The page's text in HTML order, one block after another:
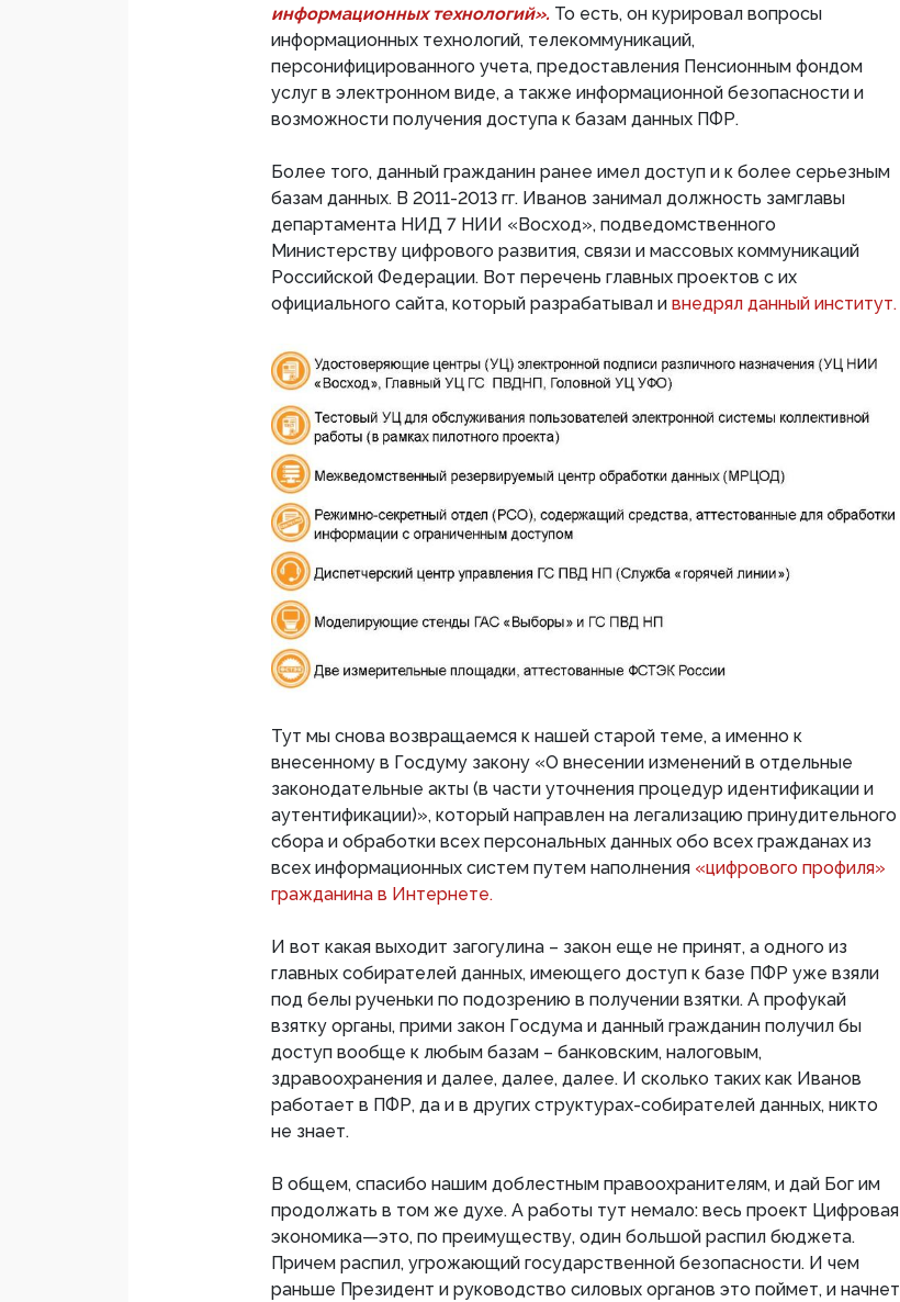
информационных технологий». То есть, он курировал вопросы
информационных технологий, телекоммуникаций,
персонифицированного учета, предоставления Пенсионным фондом
услуг в электронном виде, а также информационной безопасности и
возможности получения доступа к базам данных ПФР.
Более того, данный гражданин ранее имел доступ и к более серьезным
базам данных. В 2011-2013 гг. Иванов занимал должность замглавы
департамента НИД 7 НИИ «Восход», подведомственного
Министерству цифрового развития, связи и массовых коммуникаций
Российской Федерации. Вот перечень главных проектов с их
официального сайта, который разрабатывал и внедрял данный институт.
Тут мы снова возвращаемся к нашей старой теме, а именно к
внесенному в Госдуму закону «О внесении изменений в отдельные
законодательные акты (в части уточнения процедур идентификации и
аутентификации)», который направлен на легализацию принудительного
сбора и обработки всех персональных данных обо всех гражданах из
всех информационных систем путем наполнения «цифрового профиля»
гражданина в Интернете.
И вот какая выходит загогулина – закон еще не принят, а одного из
главных собирателей данных, имеющего доступ к базе ПФР уже взяли
под белы рученьки по подозрению в получении взятки. А профукай
взятку органы, прими закон Госдума и данный гражданин получил бы
доступ вообще к любым базам – банковским, налоговым,
здравоохранения и далее, далее, далее. И сколько таких как Иванов
работает в ПФР, да и в других структурах-собирателей данных, никто
не знает.
В общем, спасибо нашим доблестным правоохранителям, и дай Бог им
продолжать в том же духе. А работы тут немало: весь проект Цифровая
экономика—это, по преимуществу, один большой распил бюджета.
Причем распил, угрожающий государственной безопасности. И чем
раньше Президент и руководство силовых органов это поймет, и начнет